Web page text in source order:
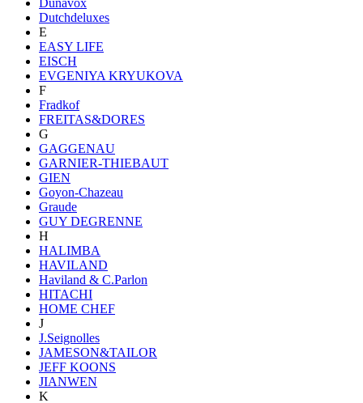
Dutchdeluxes
E
EASY LIFE
EISCH
EVGENIYA KRYUKOVA
F
Fradkof
FREITAS&DORES
G
GAGGENAU
GARNIER-THIEBAUT
GIEN
Goyon-Chazeau
Graude
GUY DEGRENNE
H
HALIMBA
HAVILAND
Haviland & C.Parlon
HITACHI
HOME CHEF
J
J.Seignolles
JAMESON&TAILOR
JEFF KOONS
JIANWEN
K